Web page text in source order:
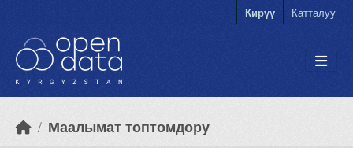
Кирүү Катталуу
Маалымат топтомдору